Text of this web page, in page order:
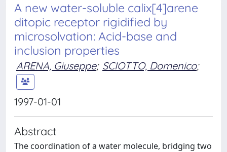
A new water-soluble calix[4]arene
ditopic receptor rigidified by
microsolvation: Acid-base and
inclusion properties
ARENA, Giuseppe; SCIOTTO, Domenico;
1997-01-01
Abstract
The coordination of a water molecule, bridging two